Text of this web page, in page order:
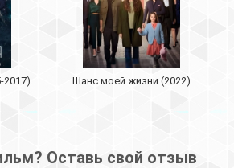
2017) Шанс моей жизни (2022)
Оставь свой отзыв